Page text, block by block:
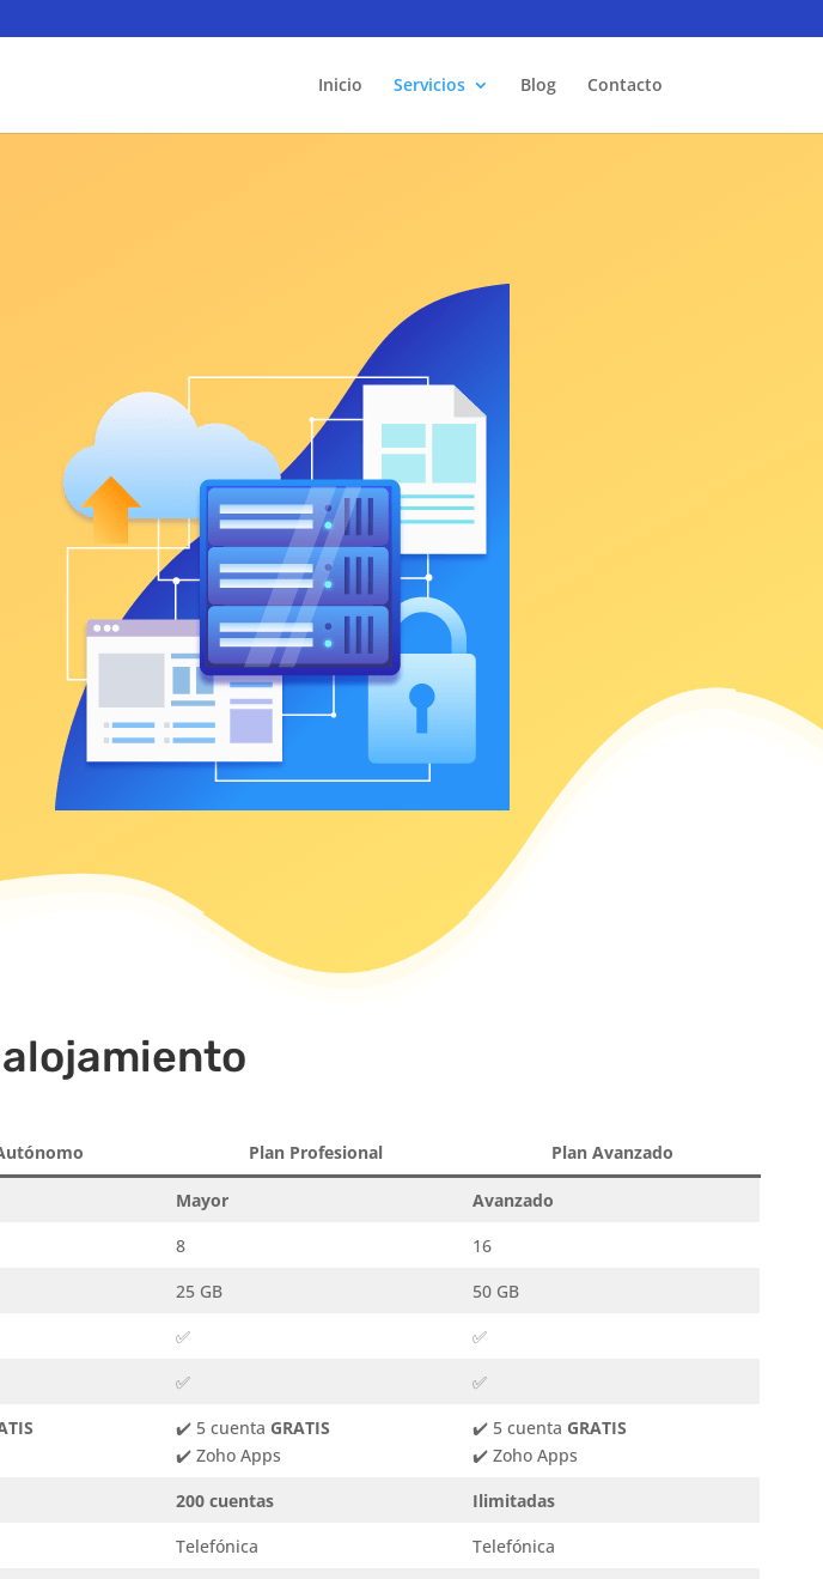
Inicio Servicios Blog Contacto
Plan Profesional Plan Avanzado
Mayor
Avanzado
8
16
25 GB
50 GB
✅
✅
✅
✅
✔️ 5 cuenta GRATIS
✔️ Zoho Apps
✔️ 5 cuenta GRATIS
✔️ Zoho Apps
200 cuentas
Ilimitadas
Telefónica
Telefónica